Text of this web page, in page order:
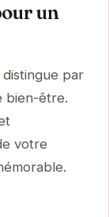
un
par
bien-être.
votre